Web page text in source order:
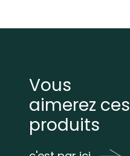
Vous
aimerez ces
produits